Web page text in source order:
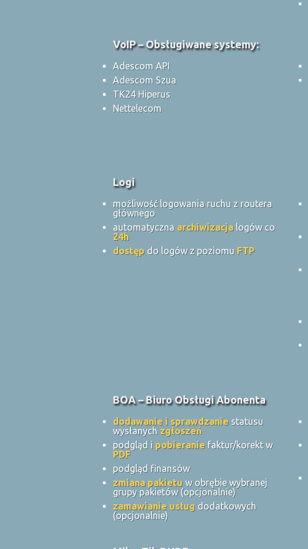
VoIP – Obsługiwane systemy:
Adescom API
Adescom Szua
TK24 Hiperus
Nettelecom
Logi
możliwość logowania ruchu z routera
głównego
automatyczna archiwizacjalogów co
24h
dostęp do logów z poziomu FTP
BOA – Biuro Obsługi Abonenta
dodawanie i sprawdzanie statusu
wysłanych zgłoszeń
podgląd i pobieranie faktur/korekt w
PDF
podgląd finansów
zmiana pakietu w obrębie wybranej
grupy pakietów (opcjonalnie)
zamawianie usług dodatkowych
(opcjonalnie)